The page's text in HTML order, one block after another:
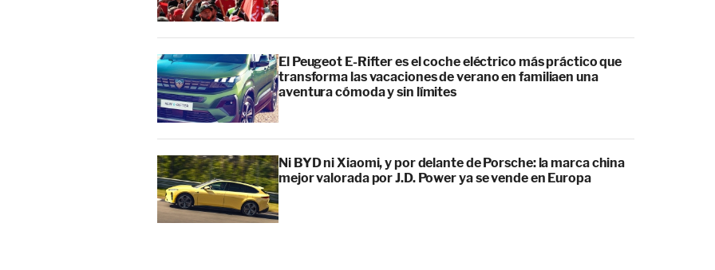
El Peugeot E-Rifter es el coche eléctrico más práctico que
transforma las vacaciones de verano en familiaen una
aventura cómoda y sin límites
Ni BYD ni Xiaomi, y por delante de Porsche: la marca china
mejor valorada por J.D. Power ya se vende en Europa